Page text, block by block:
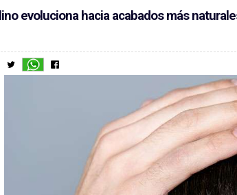
evoluciona hacia acabados más